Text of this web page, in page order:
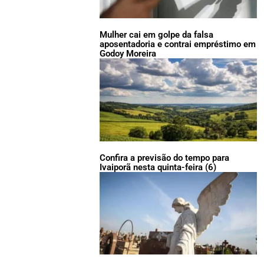
Mulher cai em golpe da falsa
aposentadoria e contrai empréstimo em
Godoy Moreira
Confira a previsão do tempo para
Ivaiporã nesta quinta-feira (6)